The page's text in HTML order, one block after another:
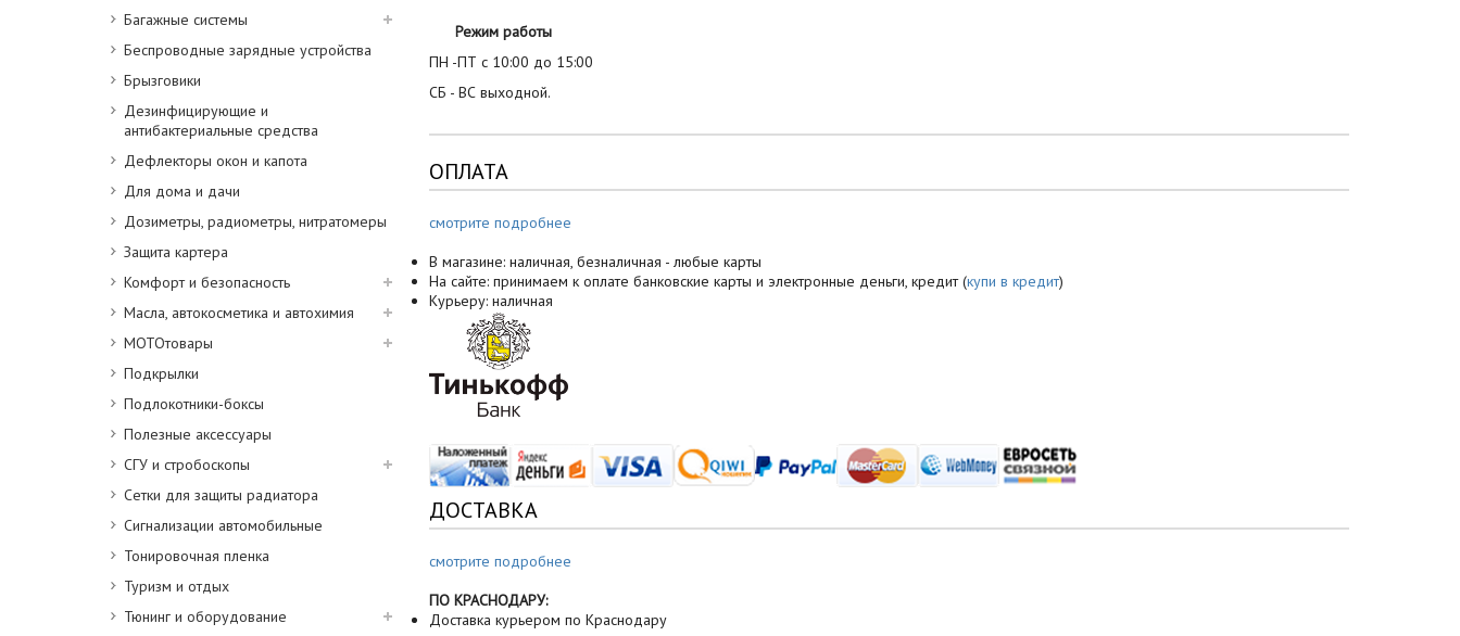
Багажные системы
Беспроводные зарядные устройства
Брызговики
Дезинфицирующие и
антибактериальные средства
Дефлекторы окон и капота
Для дома и дачи
Дозиметры, радиометры, нитратомеры
Защита картера
Комфорт и безопасность
Масла, автокосметика и автохимия
МОТОтовары
Подкрылки
Подлокотники-боксы
Полезные аксессуары
СГУ и стробоскопы
Сетки для защиты радиатора
Сигнализации автомобильные
Тонировочная пленка
Туризм и отдых
Тюнинг и оборудование
Режим работы
ПН -ПТ с 10:00 до 15:00
СБ - ВС выходной.
ОПЛАТА
смотрите подробнее
В магазине: наличная, безналичная - любые карты
На сайте: принимаем к оплате банковские карты и электронные деньги, кредит (купи в кредит)
Курьеру: наличная
ДОСТАВКА
смотрите подробнее
ПО КРАСНОДАРУ:
Доставка курьером по Краснодару